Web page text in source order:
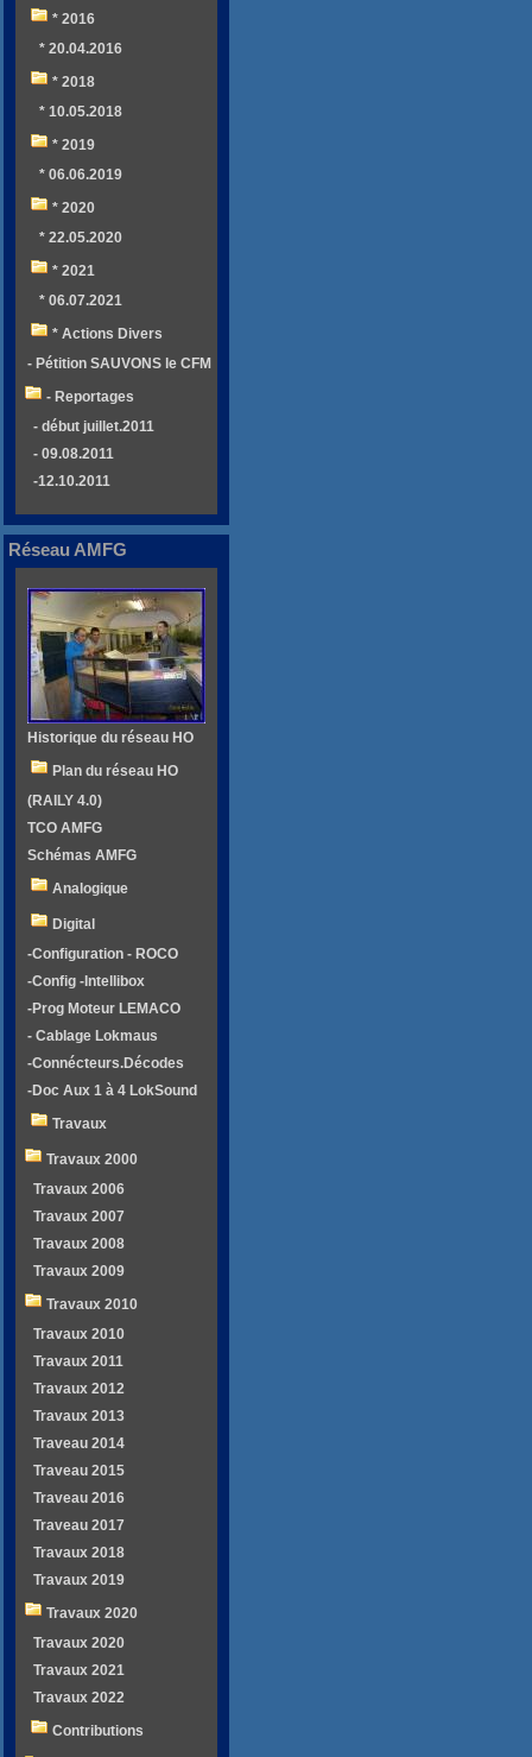
* 2016
* 20.04.2016
* 2018
* 10.05.2018
* 2019
* 06.06.2019
* 2020
* 22.05.2020
* 2021
* 06.07.2021
* Actions Divers
- Pétition SAUVONS le CFM
- Reportages
- début juillet.2011
- 09.08.2011
-12.10.2011
Réseau AMFG
Historique du réseau HO
Plan du réseau HO
(RAILY 4.0)
TCO AMFG
Schémas AMFG
Analogique
Digital
-Configuration - ROCO
-Config -Intellibox
-Prog Moteur LEMACO
- Cablage Lokmaus
-Connécteurs.Décodes
-Doc Aux 1 à 4 LokSound
Travaux
Travaux 2000
Travaux 2006
Travaux 2007
Travaux 2008
Travaux 2009
Travaux 2010
Travaux 2010
Travaux 2011
Travaux 2012
Travaux 2013
Traveau 2014
Traveau 2015
Traveau 2016
Traveau 2017
Travaux 2018
Travaux 2019
Travaux 2020
Travaux 2020
Travaux 2021
Travaux 2022
Contributions